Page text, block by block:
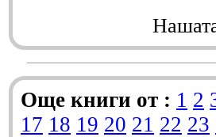
Още книги от : 1 2
17 18 19 20 21 22 23